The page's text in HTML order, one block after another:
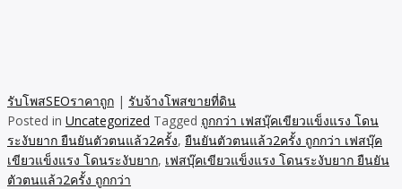
รับโพสSEOราคาถูก | รับจ้างโพสขายที่ดิน
Posted in Uncategorized Tagged ถูกกว่า เฟสบุ๊คเขียวแข็งแรง โดน
ระงับยาก ยืนยันตัวตนแล้ว2ครั้ง, ยืนยันตัวตนแล้ว2ครั้ง ถูกกว่า เฟสบุ๊ค
เขียวแข็งแรง โดนระงับยาก, เฟสบุ๊คเขียวแข็งแรง โดนระงับยาก ยืนยัน
ตัวตนแล้ว2ครั้ง ถูกกว่า